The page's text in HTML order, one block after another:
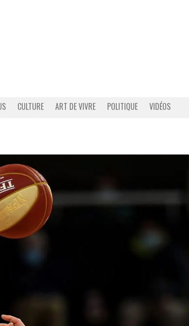
CULTURE ART DE VIVRE POLITIQUE VIDÉOS